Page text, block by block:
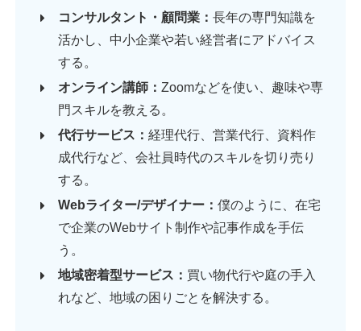
コンサルタント・顧問業：長年の専門知識を
活かし、中小企業や若い経営者にアドバイス
する。
オンライン講師：Zoomなどを使い、趣味や専
門スキルを教える。
代行サービス：経理代行、営業代行、資料作
成代行など、会社員時代のスキルを切り売り
する。
Webライター/デザイナー：僕のように、在宅
で企業のWebサイト制作や記事作成を手伝
う。
地域密着型サービス： 買い物代行や庭の手入
れなど、地域の困りごとを解決する。